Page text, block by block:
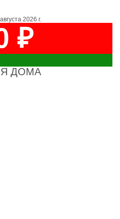
2026 г.
₽
ДОМА